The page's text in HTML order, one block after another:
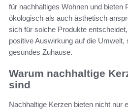
für nachhaltiges Wohnen und bieten
ökologisch als auch ästhetisch
sich für solche Produkte
positive Auswirkung auf die Umwelt,
gesundes Zuhause.
Warum nachhaltige
sind
Nachhaltige Kerzen bieten nicht nur